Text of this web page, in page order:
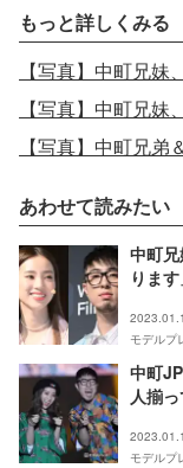
もっと詳しくみる
あわせて読みたい
中町
りま
モデルプ
中町
人揃
モデルプ